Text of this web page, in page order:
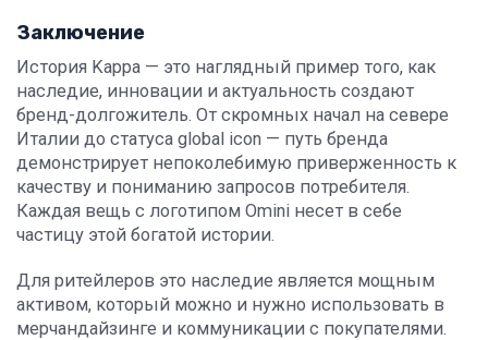
Заключение
История Kappa — это наглядный пример того, как
наследие, инновации и актуальность создают
бренд-долгожитель. От скромных начал на севере
Италии до статуса global icon — путь бренда
демонстрирует непоколебимую приверженность к
качеству и пониманию запросов потребителя.
Каждая вещь с логотипом Omini несет в себе
частицу этой богатой истории.
Для ритейлеров это наследие является мощным
активом, который можно и нужно использовать в
мерчандайзинге и коммуникации с покупателями.